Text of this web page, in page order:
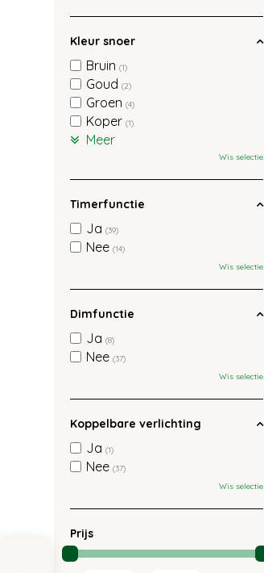
Kleur snoer
Bruin (1)
Goud (2)
Groen (4)
Koper (1)
Meer
Wis selectie
Timerfunctie
Ja (39)
Nee (14)
Wis selectie
Dimfunctie
Ja (8)
Nee (37)
Wis selectie
Koppelbare verlichting
Ja (1)
Nee (37)
Wis selectie
Prijs